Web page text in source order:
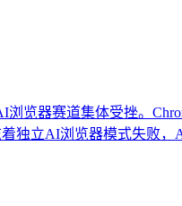
浏览器赛道集体受挫。
独立AI浏览器模式失败，